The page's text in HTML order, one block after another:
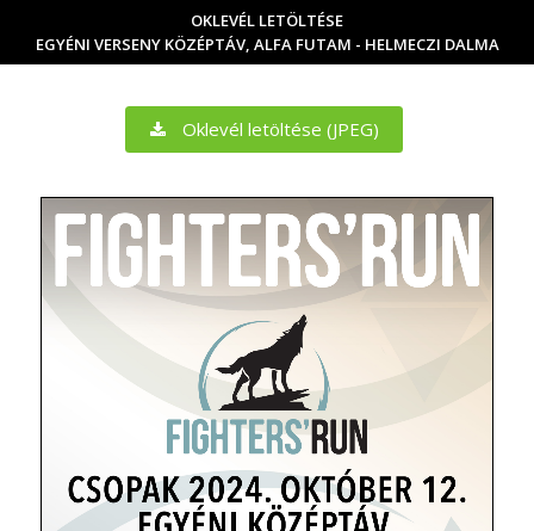
OKLEVÉL LETÖLTÉSE
EGYÉNI VERSENY KÖZÉPTÁV, ALFA FUTAM - HELMECZI DALMA
Oklevél letöltése (JPEG)